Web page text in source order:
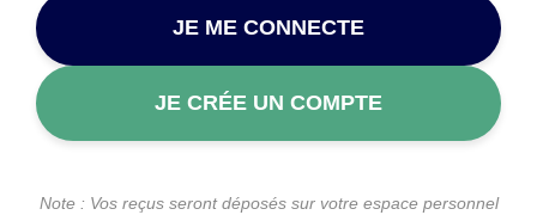
JE ME CONNECTE
JE CRÉE UN COMPTE
Note : Vos reçus seront déposés sur votre espace personnel